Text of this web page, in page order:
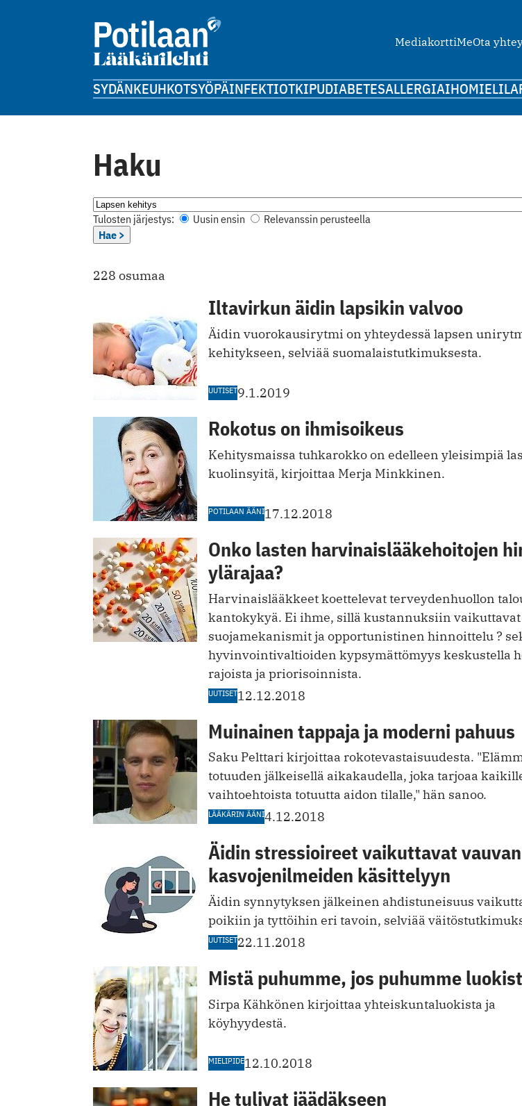
MediakorttiMeOta
SYDÄNKEUHKOTSYÖPÄINFEKTIOTKIPUDIABETESALLERGIAIHOMIELI
Haku
Tulosten järjestys: Uusin ensin
Relevanssin perusteella
Hae >
228 osumaa
Iltavirkun äidin lapsikin valvoo
Äidin vuorokausirytmi on yhteydessä lapsen
kehitykseen, selviää suomalaistutkimuksesta.
UUTISET9.1.2019
Rokotus on ihmisoikeus
Kehitysmaissa tuhkarokko on edelleen yleisimpiä
kuolinsyitä, kirjoittaa Merja Minkkinen.
POTILAAN ÄÄNI17.12.2018
Onko lasten harvinaislääkehoitojen
ylärajaa?
Harvinaislääkkeet koettelevat terveydenhuollon
­kantokykyä. Ei ihme, sillä kustannuksiin
suojamekanismit ja opportunistinen hinnoittelu ?
­hyvinvointivaltioiden kypsymättömyys keskustella
rajoista ja priorisoinnista.
UUTISET12.12.2018
Muinainen tappaja ja moderni pahuus
Saku Pelttari kirjoittaa rokotevastaisuudesta.
totuuden jälkeisellä aikakaudella, joka tarjoaa
vaihtoehtoista totuutta aidon tilalle," hän sanoo.
LÄÄKÄRIN ÄÄNI4.12.2018
Äidin stressioireet vaikuttavat vauvan
kasvojenilmeiden käsittelyyn
Äidin synnytyksen jälkeinen ahdistuneisuus
poikiin ja tyttöihin eri tavoin, selviää
UUTISET22.11.2018
Mistä puhumme, jos puhumme
Sirpa Kähkönen kirjoittaa yhteiskuntaluokista ja
köyhyydestä.
MIELIPIDE12.10.2018
He tulivat jäädäkseen